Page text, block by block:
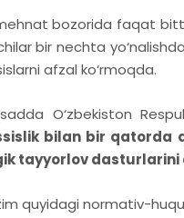
bozorida faqat
bir nechta
afzal ko‘rmoqda.
O‘zbekiston
bilan bir qatorda
tayyorlov
quyidagi normativ-